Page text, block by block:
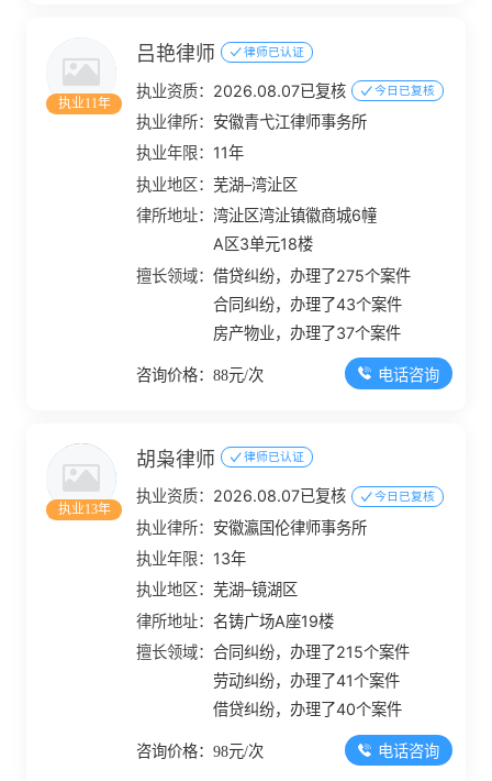
执业11年
吕艳律师 律师已认证
执业资质： 2026.08.07已复核 今日已复核
执业律所： 安徽青弋江律师事务所
执业年限： 11年
执业地区：芜湖–湾沚区
律所地址：湾沚区湾沚镇徽商城6幢
A区3单元18楼
擅长领域：借贷纠纷，办理了275个案件
合同纠纷，办理了43个案件
房产物业，办理了37个案件
咨询价格：88元/次 电话咨询
执业13年
胡枭律师 律师已认证
执业资质： 2026.08.07已复核 今日已复核
执业律所： 安徽瀛国伦律师事务所
执业年限： 13年
执业地区：芜湖–镜湖区
律所地址：名铸广场A座19楼
擅长领域：合同纠纷，办理了215个案件
劳动纠纷，办理了41个案件
借贷纠纷，办理了40个案件
咨询价格：98元/次 电话咨询